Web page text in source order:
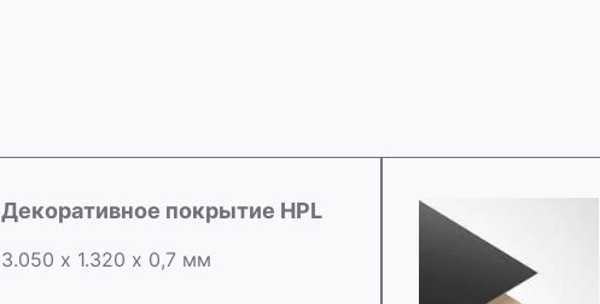
Декоративное покрытие HPL
3.050 х 1.320 х 0,7 мм